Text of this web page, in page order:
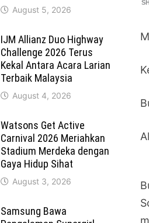
August 5, 2026
IJM Allianz Duo Highway
Challenge 2026 Terus
Kekal Antara Acara Larian
Terbaik Malaysia
August 4, 2026
Watsons Get Active
Carnival 2026 Meriahkan
Stadium Merdeka dengan
Gaya Hidup Sihat
August 3, 2026
Samsung Bawa